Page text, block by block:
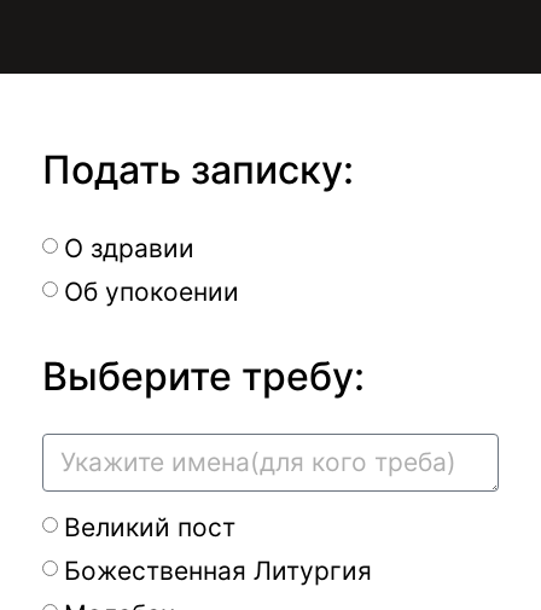
Подать записку:
О здравии
Об упокоении
Выберите требу:
Великий пост
Божественная Литургия